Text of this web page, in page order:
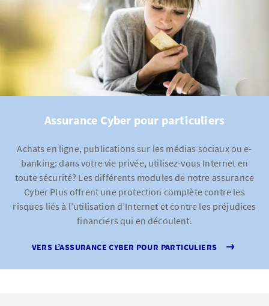
Perte d’exploitation
Indemnisation de la perte de revenus
Prise en charge des frais supplémentaires pour le
maintien de l’exploitation
Couverture d’assurance
Prestations
Frais relatifs aux notifications obligatoires prévues
par la loi destinées aux autorités, au grand public et
aux personnes concernées
Couverture d’assurance
Assurance Cyber pour particuliers
Achats en ligne, publications sur les médias sociaux ou e-
banking: dans votre vie privée, utilisez-vous Internet en
toute sécurité? Les différents modules de notre assurance
Cyber Plus offrent une protection complète contre les
risques liés à l’utilisation d’Internet et contre les préjudices
financiers qui en découlent.
VERS L’ASSURANCE CYBER POUR PARTICULIERS